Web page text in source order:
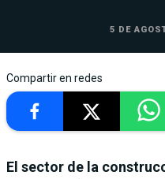
5 DE
Compartir en redes
El sector de la